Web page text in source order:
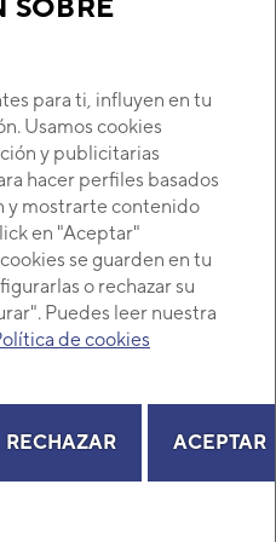
SOBRE
para ti, influyen en tu
Usamos cookies
y publicitarias
hacer perfiles basados
y mostrarte contenido
en "Aceptar"
se guarden en tu
o rechazar su
Puedes leer nuestra
de cookies
RECHAZAR ACEPTAR
ASY71F
- Ref. fabricante:
-Ref. fabricante: